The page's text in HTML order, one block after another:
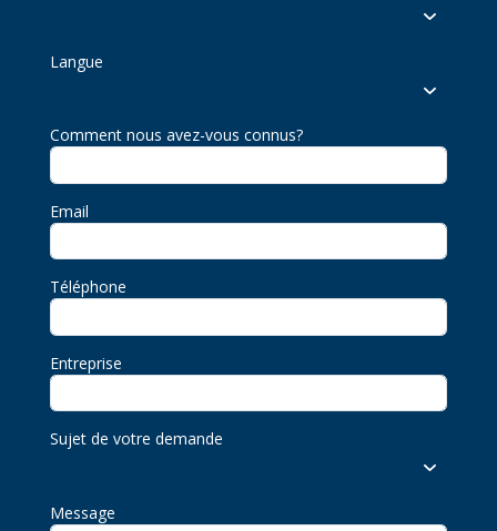
Langue
Comment nous avez-vous connus?
Email
Téléphone
Entreprise
Sujet de votre demande
Message